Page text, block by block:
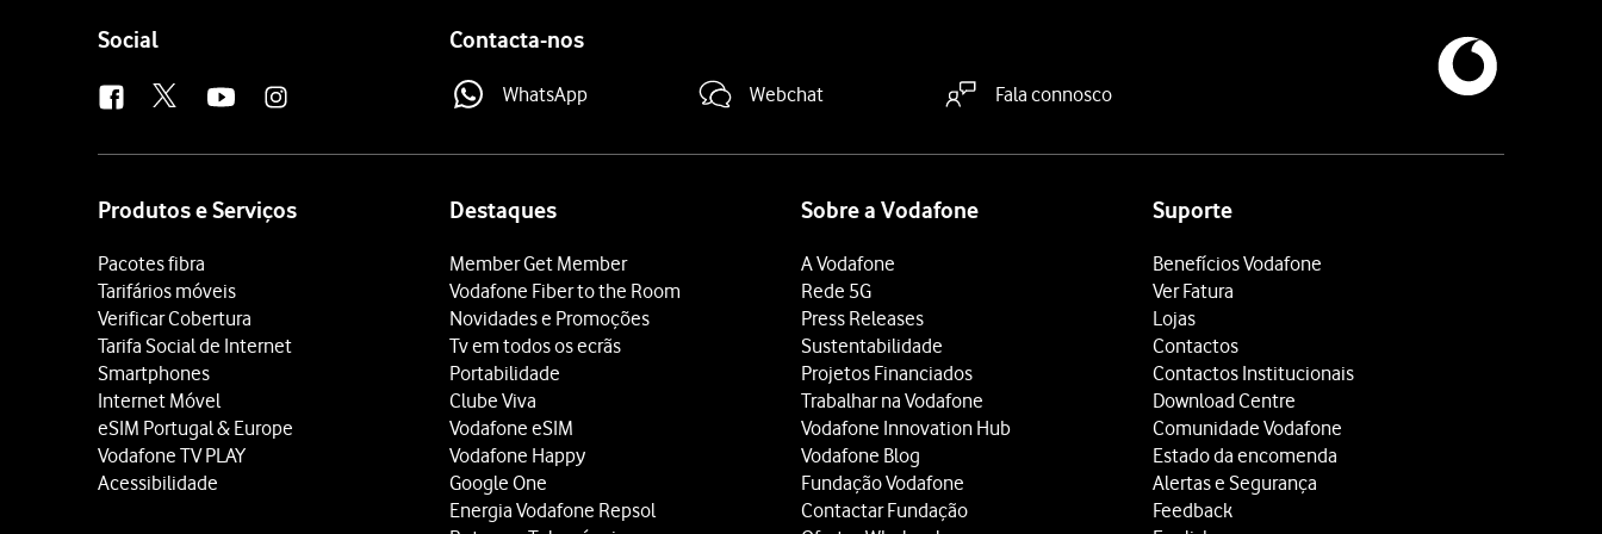
Follow
Social Contacta-nos
WhatsApp Webchat Fala connosco
Produtos e Serviços
Pacotes fibra
Tarifários móveis
Verificar Cobertura
Tarifa Social de Internet
Smartphones
Internet Móvel
eSIM Portugal & Europe
Vodafone TV PLAY
Acessibilidade
Destaques
Member Get Member
Vodafone Fiber to the Room
Novidades e Promoções
Tv em todos os ecrãs
Portabilidade
Clube Viva
Vodafone eSIM
Vodafone Happy
Google One
Energia Vodafone Repsol
Sobre a Vodafone
A Vodafone
Rede 5G
Press Releases
Sustentabilidade
Projetos Financiados
Trabalhar na Vodafone
Vodafone Innovation Hub
Vodafone Blog
Fundação Vodafone
Contactar Fundação
Suporte
Benefícios Vodafone
Ver Fatura
Lojas
Contactos
Contactos Institucionais
Download Centre
Comunidade Vodafone
Estado da encomenda
Alertas e Segurança
Feedback